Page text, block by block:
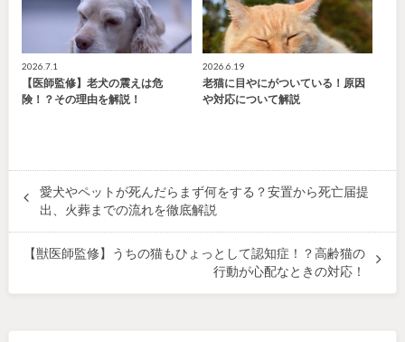
2026.7.1
【医師監修】老犬の震えは危
険！？その理由を解説！
2026.6.19
老猫に目やにがついている！原因
や対応について解説
愛犬やペットが死んだらまず何をする？安置から死亡届提
出、火葬までの流れを徹底解説
【獣医師監修】うちの猫もひょっとして認知症！？高齢猫の
行動が心配なときの対応！